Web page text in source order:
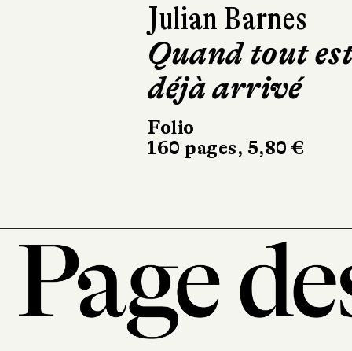
Siri Hustvedt
Un été sans les
hommes
Babel
224 pages, 10 €